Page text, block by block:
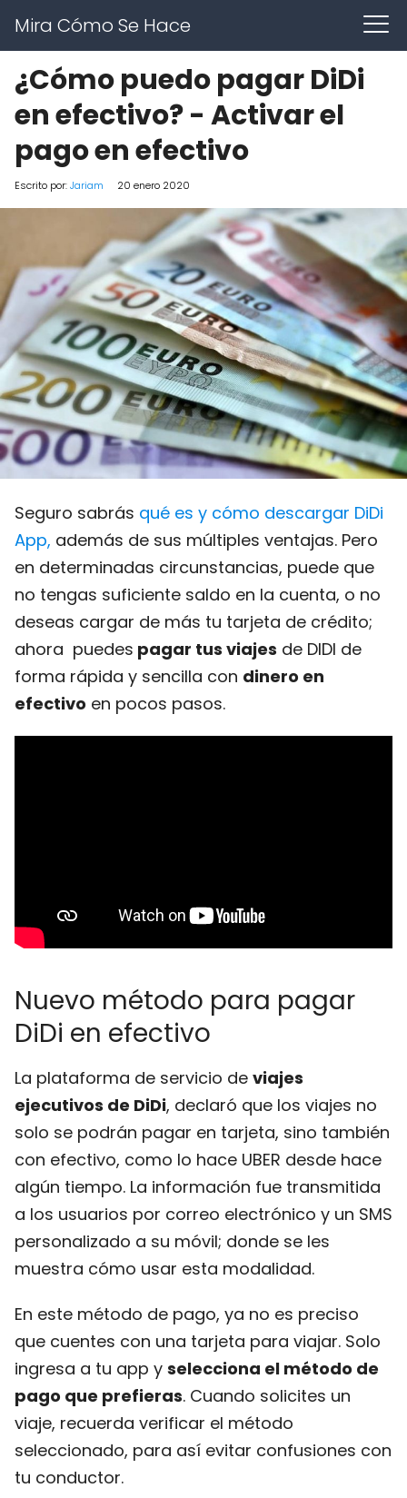
Mira Cómo Se Hace
¿Cómo puedo pagar DiDi
en efectivo? - Activar el
pago en efectivo
Escrito por:Jariam 20 enero 2020
Seguro sabrás qué es y cómo descargar DiDi
App, además de sus múltiples ventajas. Pero
en determinadas circunstancias, puede que
no tengas suficiente saldo en la cuenta, o no
deseas cargar de más tu tarjeta de crédito;
ahora puedes pagar tus viajes de DIDI de
forma rápida y sencilla con dinero en
efectivo en pocos pasos.
Nuevo método para pagar
DiDi en efectivo
La plataforma de servicio de viajes
ejecutivos de DiDi, declaró que los viajes no
solo se podrán pagar en tarjeta, sino también
con efectivo, como lo hace UBER desde hace
algún tiempo. La información fue transmitida
a los usuarios por correo electrónico y un SMS
personalizado a su móvil; donde se les
muestra cómo usar esta modalidad.
En este método de pago, ya no es preciso
que cuentes con una tarjeta para viajar. Solo
ingresa a tu app y selecciona el método de
pago que prefieras. Cuando solicites un
viaje, recuerda verificar el método
seleccionado, para así evitar confusiones con
tu conductor.